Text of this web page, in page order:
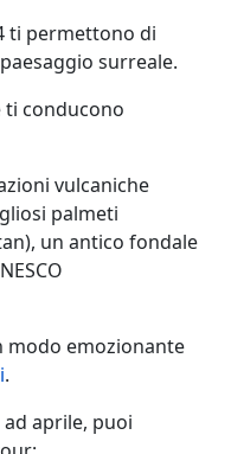
ti permettono di
surreale.
conducono
vulcaniche
palmeti
un antico fondale
modo emozionante
.
aprile, puoi